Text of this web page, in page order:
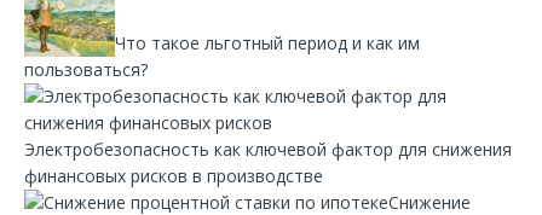
Что такое льготный период и как им
пользоваться?
Электробезопасность как ключевой фактор для снижения
финансовых рисков в производстве
Снижение